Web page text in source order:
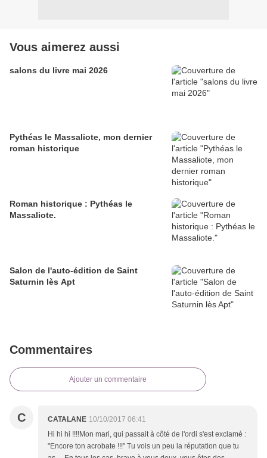
Vous aimerez aussi
salons du livre mai 2026
Pythéas le Massaliote, mon dernier
roman historique
Roman historique : Pythéas le
Massaliote.
Salon de l'auto-édition de Saint
Saturnin lès Apt
Commentaires
Ajouter un commentaire
C CATALANE 10/10/2017 06:41
Hi hi hi !!!!Mon mari, qui passait à côté de l'ordi s'est exclamé :
"Encore ton acrobate !!!" Tu vois un peu la réputation que tu